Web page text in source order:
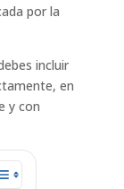
por la
incluir
en
y con